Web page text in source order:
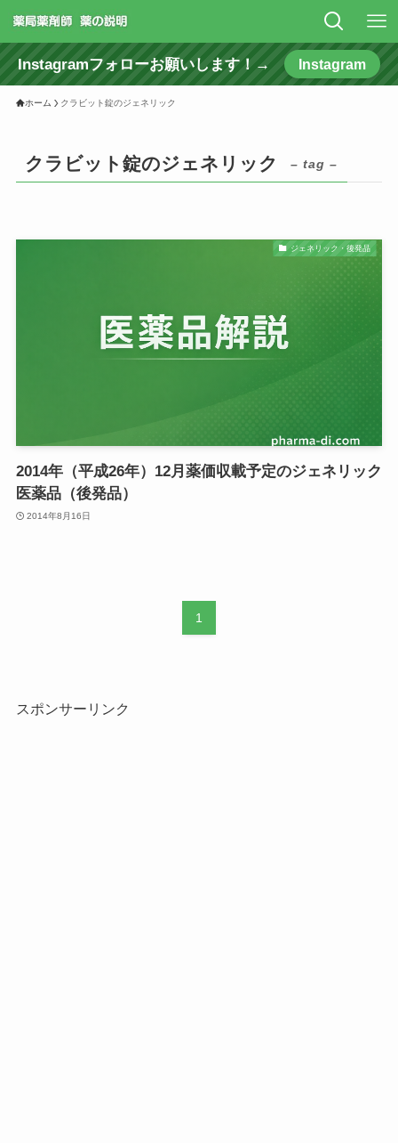
Instagramフォローお願いします！→ Instagram
ホーム クラビット錠のジェネリック
クラビット錠のジェネリック – tag –
ジェネリック・後発品
2014年（平成26年）12月薬価収載予定のジェネリック
医薬品（後発品）
2014年8月16日
1
スポンサーリンク